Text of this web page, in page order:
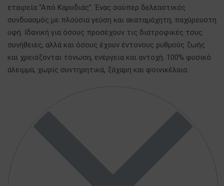
εταιρεία “Από Καρυδιάς”. Ένας σούπερ δελεαστικός
συνδυασμός με πλούσια γεύση και ακαταμάχητη, παχύρευστη
υφή. Ιδανική για όσους προσέχουν τις διατροφικές τους
συνήθειες, αλλά και όσους έχουν έντονους ρυθμούς ζωής
και χρειάζονται τόνωση, ενέργεια και αντοχή. 100% φυσικό
άλειμμα, χωρίς συντηρητικά, ζάχαρη και φοινικέλαιο.